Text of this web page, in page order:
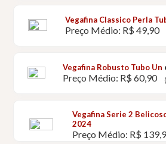
Vegafina Classico Perla
Preço Médio: R$ 49,90
Vegafina Robusto Tubo Un
Preço Médio: R$ 60,90
Vegafina Serie 2
2024
Preço Médio: R$